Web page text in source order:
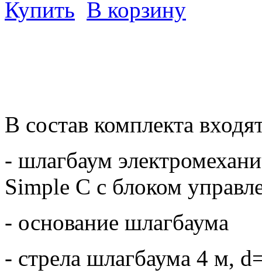
Купить В корзину
В состав комплекта
- шлагбаум
Simple C с блоком
- основание шлагбаума
- стрела шлагбаума 4 м,